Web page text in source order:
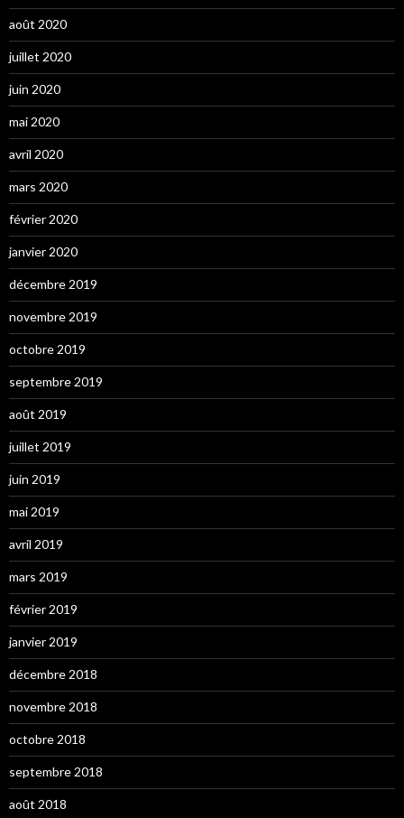
août 2020
juillet 2020
juin 2020
mai 2020
avril 2020
mars 2020
février 2020
janvier 2020
décembre 2019
novembre 2019
octobre 2019
septembre 2019
août 2019
juillet 2019
juin 2019
mai 2019
avril 2019
mars 2019
février 2019
janvier 2019
décembre 2018
novembre 2018
octobre 2018
septembre 2018
août 2018